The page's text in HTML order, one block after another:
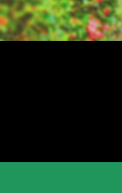
Skip
to